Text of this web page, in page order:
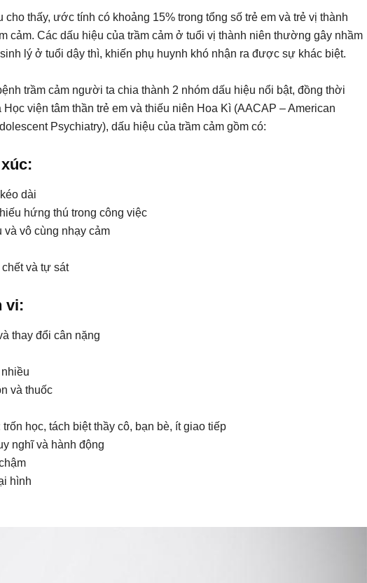
thấy, ước tính có khoảng 15% trong tổng số trẻ em và trẻ vị thành
cảm. Các dấu hiệu của trầm cảm ở tuổi vị thành niên thường gây nhầm
lý ở tuổi dậy thì, khiến phụ huynh khó nhận ra được sự khác biệt.
trầm cảm người ta chia thành 2 nhóm dấu hiệu nổi bật, đồng thời
viện tâm thần trẻ em và thiếu niên Hoa Kì (AACAP – American
Psychiatry), dấu hiệu của trầm cảm gồm có:
dài
hứng thú trong công việc
và vô cùng nhạy cảm
và tự sát
vi:
thay đổi cân nặng
và thuốc
học, tách biệt thầy cô, bạn bè, ít giao tiếp
nghĩ và hành động
hình